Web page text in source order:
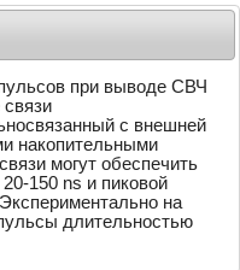
при выводе СВЧ
с внешней
накопительными
могут обеспечить
150 ns и пиковой
на
длительностью